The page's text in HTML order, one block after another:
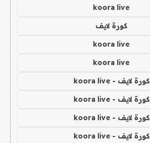
koora live
كورة لايف
koora live
koora live
كورة لايف - koora live
كورة لايف - koora live
كورة لايف - koora live
كورة لايف - koora live